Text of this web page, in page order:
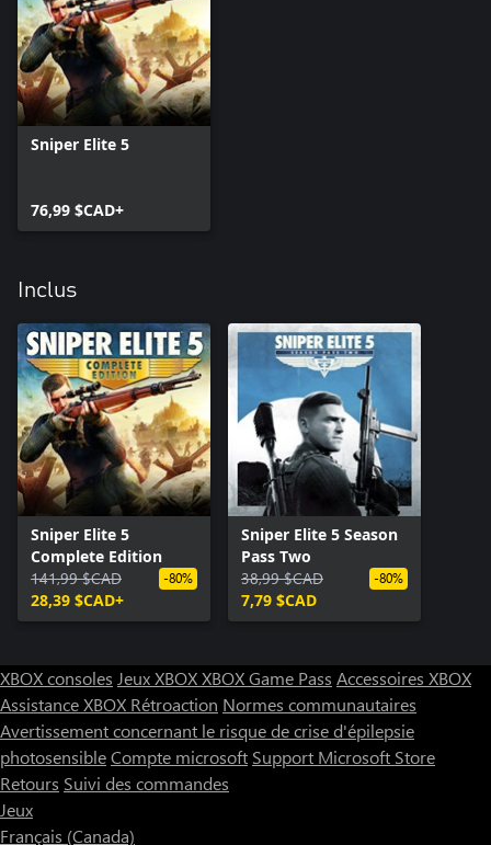
Sniper Elite 5
76,99 $CAD+
Inclus
Sniper Elite 5
Complete Edition
141,99 $CAD
28,39 $CAD+
-80%
Sniper Elite 5 Season
Pass Two
38,99 $CAD
7,79 $CAD
-80%
XBOX consoles Jeux XBOXXBOX Game Pass Accessoires XBOX
Assistance XBOX Rétroaction Normes communautaires
Avertissement concernant le risque de crise d'épilepsie
photosensibleCompte microsoft Support Microsoft Store
Retours Suivi des commandes
Jeux
Français (Canada)